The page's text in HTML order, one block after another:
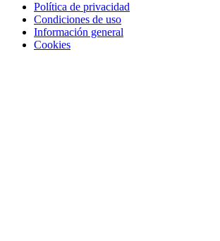
Política de privacidad
Condiciones de uso
Información general
Cookies